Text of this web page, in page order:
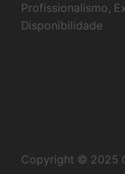
Profissionalismo,
Disponibilidade
Copyright © 2025